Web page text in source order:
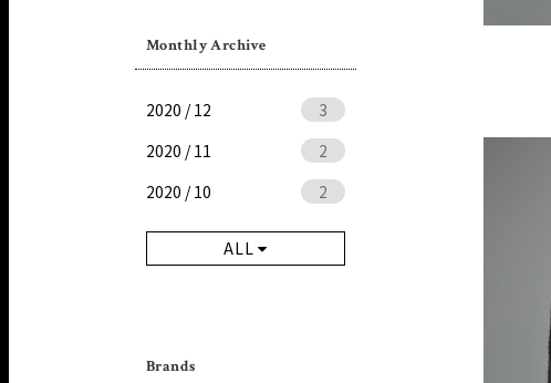
Monthly Archive
2020 / 12
3
2020 / 11
2
2020 / 10
2
ALL
Brands